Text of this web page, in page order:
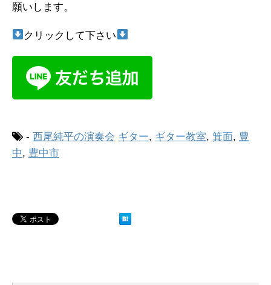
願いします。
クリックして下さい
- 西尾純平の演奏会 ギター, ギター教室, 箕面, 豊
中, 豊中市